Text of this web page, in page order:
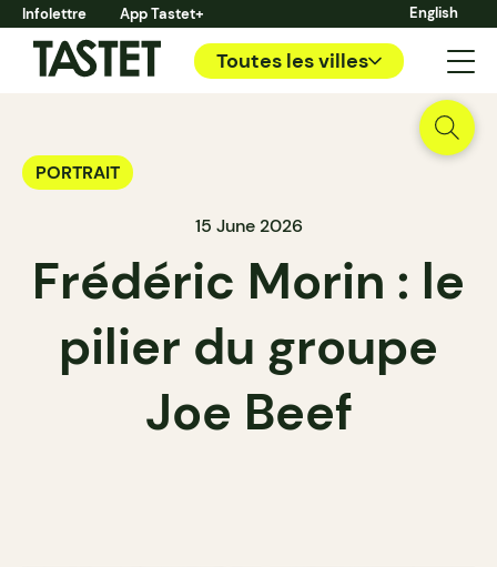
Infolettre App Tastet+ English
Toutes les villes
PORTRAIT
15 June 2026
Frédéric Morin : le
pilier du groupe
Joe Beef